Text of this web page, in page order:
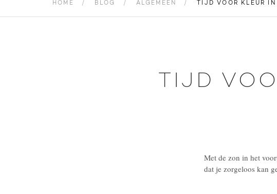
HOME BLOG ALGEMEEN TIJD VOOR KLEUR
TIJD
Met de zon in het
dat je zorgeloos kan